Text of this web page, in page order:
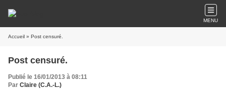
MENU
Accueil » Post censuré.
Post censuré.
Publié le 16/01/2013 à 08:11
Par Claire (C.A.-L.)